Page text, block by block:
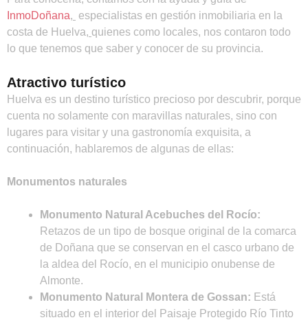
InmoDoñana, especialistas en gestión inmobiliaria en la
costa de Huelva, quienes como locales, nos contaron todo
lo que tenemos que saber y conocer de su provincia.
Atractivo turístico
Huelva es un destino turístico precioso por descubrir, porque
cuenta no solamente con maravillas naturales, sino con
lugares para visitar y una gastronomía exquisita, a
continuación, hablaremos de algunas de ellas:
Monumentos naturales
Monumento Natural Acebuches del Rocío:
Retazos de un tipo de bosque original de la comarca
de Doñana que se conservan en el casco urbano de
la aldea del Rocío, en el municipio onubense de
Almonte.
Monumento Natural Montera de Gossan: Está
situado en el interior del Paisaje Protegido Río Tinto